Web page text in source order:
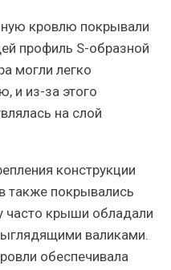
кровлю покрывали
профиль S-образной
могли легко
и из-за этого
на слой
конструкции
также покрывались
часто крыши обладали
валиками.
обеспечивала